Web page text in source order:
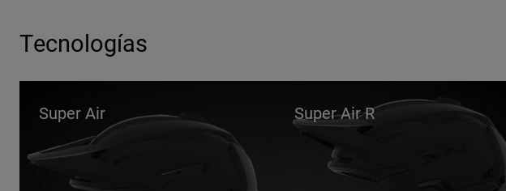
Tecnologías
Super Air Super Air R